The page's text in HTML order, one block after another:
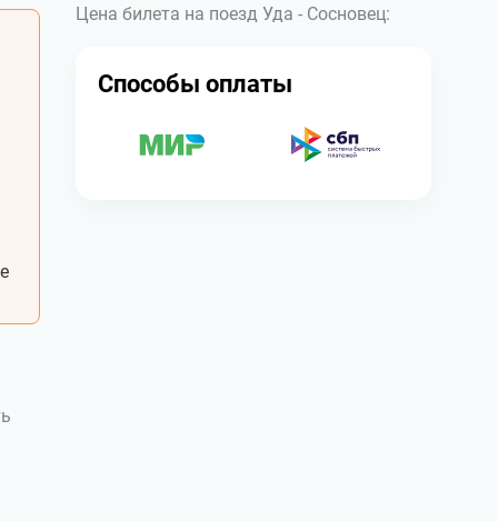
Цена билета на поезд Уда - Сосновец:
Способы оплаты